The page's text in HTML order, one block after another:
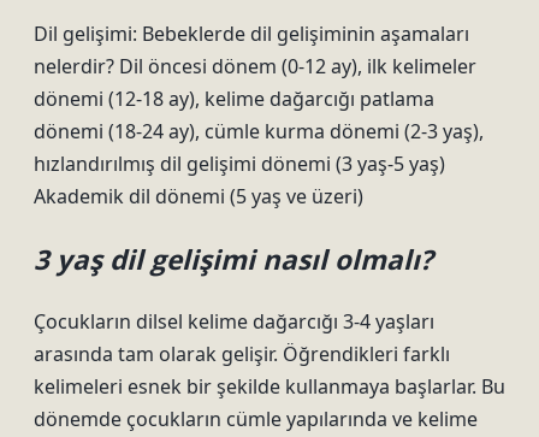
Dil gelişimi: Bebeklerde dil gelişiminin aşamaları
nelerdir? Dil öncesi dönem (0-12 ay), ilk kelimeler
dönemi (12-18 ay), kelime dağarcığı patlama
dönemi (18-24 ay), cümle kurma dönemi (2-3 yaş),
hızlandırılmış dil gelişimi dönemi (3 yaş-5 yaş)
Akademik dil dönemi (5 yaş ve üzeri)
3 yaş dil gelişimi nasıl olmalı?
Çocukların dilsel kelime dağarcığı 3-4 yaşları
arasında tam olarak gelişir. Öğrendikleri farklı
kelimeleri esnek bir şekilde kullanmaya başlarlar. Bu
dönemde çocukların cümle yapılarında ve kelime